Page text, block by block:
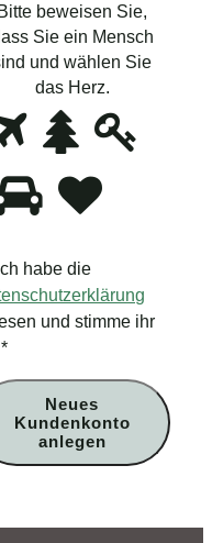
Bitte beweisen Sie,
Sie ein Mensch
und wählen Sie
das Herz.
und
das
Herz.
1 2
4
Ich habe die
und stimme ihr
*
Neues
Kundenkonto
anlegen